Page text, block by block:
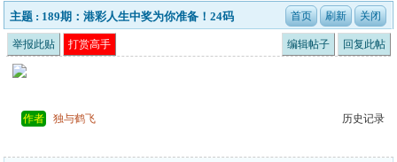
主题 : 189期：港彩人生中奖为你准备！24码
举报此贴 打赏高手 编辑帖子 回复此帖
作者 独与鹤飞 历史记录